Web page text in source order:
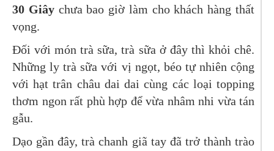
30 Giâychưa bao giờ làm cho khách hàng thất
vọng.
Đối với món trà sữa, trà sữa ở đây thì khỏi chê.
Những ly trà sữa với vị ngọt, béo tự nhiên cộng
với hạt trân châu dai dai cùng các loại topping
thơm ngon rất phù hợp để vừa nhâm nhi vừa tán
gẫu.
Dạo gần đây, trà chanh giã tay đã trở thành trào